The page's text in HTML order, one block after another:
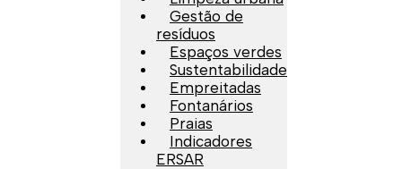
Gestão de
resíduos
Espaços verdes
Sustentabilidade
Empreitadas
Fontanários
Praias
Indicadores
ERSAR